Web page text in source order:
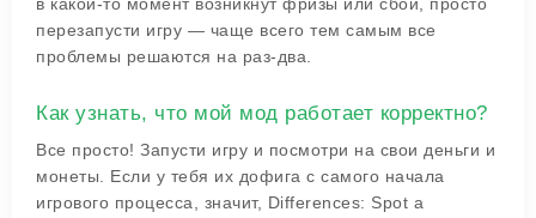
перезапусти игру — чаще всего тем самым все
проблемы решаются на раз-два.
Как узнать, что мой мод работает корректно?
Все просто! Запусти игру и посмотри на свои деньги и
монеты. Если у тебя их дофига с самого начала
игрового процесса, значит, Differences: Spot a